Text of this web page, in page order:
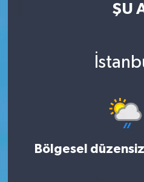
ŞU
Bölgesel
Sağlık